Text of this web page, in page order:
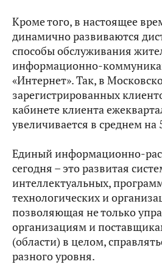
Кроме того, в настоящее
динамично развиваются
способы обслуживания
информационно-
«Интернет». Так, в
зарегистрированных
кабинете клиента
увеличивается в среднем на
Единый информационно-
сегодня – это развитая
интеллектуальных,
технологических и
позволяющая не только
организациям и
(области) в целом,
разного уровня.